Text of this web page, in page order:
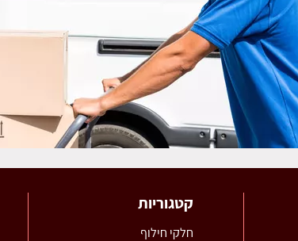
קטגוריות
חלקי חילוף